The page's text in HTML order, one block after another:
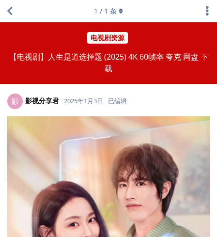
电视剧资源
【电视剧】人生是道选择题 (2025) 4K 60帧率 夸克 网盘 下
载
1 / 1 条
影 影视分享君 2025年1月3日 已编辑